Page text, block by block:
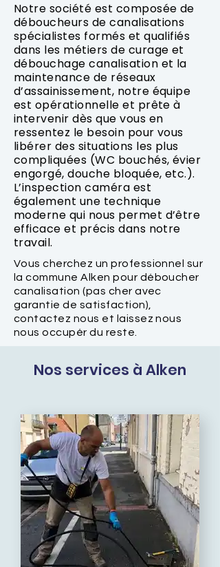
Notre société est composée de
déboucheurs de canalisations
spécialistes formés et qualifiés
dans les métiers de curage et
débouchage canalisation et la
maintenance de réseaux
d’assainissement, notre équipe
est opérationnelle et prête à
intervenir dès que vous en
ressentez le besoin pour vous
libérer des situations les plus
compliquées (WC bouchés, évier
engorgé, douche bloquée, etc.).
L’inspection caméra est
également une technique
moderne qui nous permet d’être
efficace et précis dans notre
travail.
Vous cherchez un professionnel sur
la commune Alken pour déboucher
canalisation (pas cher avec
garantie de satisfaction),
contactez nous et laissez nous
nous occupér du reste.
Nos services à Alken